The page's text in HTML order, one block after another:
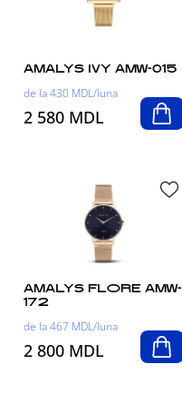
AMALYS IVY AMW-015
de la 430 MDL/luna
2 580 MDL
AMALYS FLORE AMW-
172
de la 467 MDL/luna
2 800 MDL